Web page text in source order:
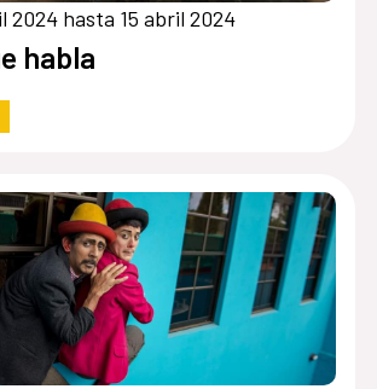
2024 hasta 15 abril 2024
habla